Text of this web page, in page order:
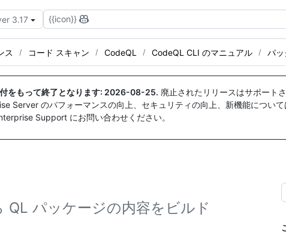
3.17 {{icon}}
ス コード スキャン CodeQL CodeQL CLI のマニュアル パ
をもって終了となります: 2026-08-25. 廃止されたリリースはサポート
Server のパフォーマンスの向上、セキュリティの向上、新機能につい
Support にお問い合わせください。
パッケージの内容をビルド